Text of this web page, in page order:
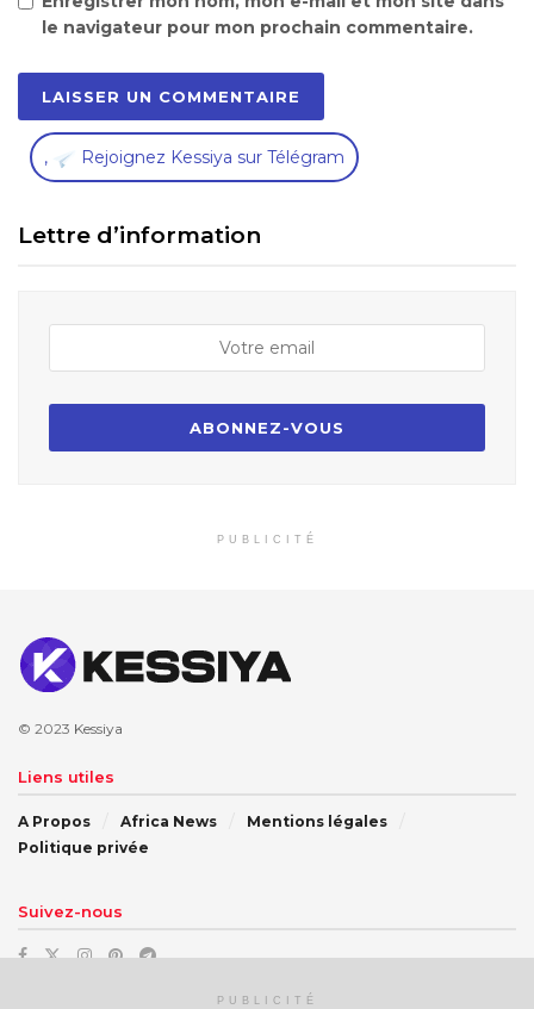
le navigateur pour mon prochain commentaire.
, Rejoignez Kessiya sur Télégram
Lettre d’information
PUBLICITÉ
© 2023 Kessiya
Liens utiles
A Propos Africa News
Mentions légales
Politique privée
Suivez-nous
PUBLICITÉ